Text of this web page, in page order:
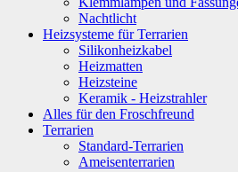
Nachtlicht
Heizsysteme für Terrarien
Silikonheizkabel
Heizmatten
Heizsteine
Keramik - Heizstrahler
Alles für den Froschfreund
Terrarien
Standard-Terrarien
Ameisenterrarien